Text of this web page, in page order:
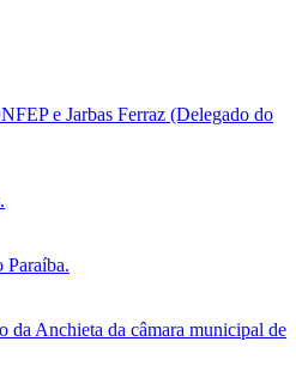
e Jarbas Ferraz (Delegado do
Anchieta da câmara municipal de